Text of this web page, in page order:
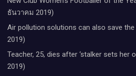
ธันวาคม 2019)
Air pollution solutions can also save
2019)
Teacher, 25, dies after ‘stalker sets her
2019)